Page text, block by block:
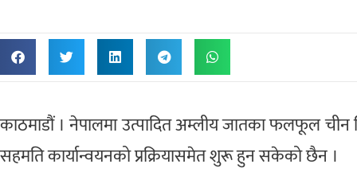
काठमाडौं । नेपालमा उत्पादित अम्लीय जातका फलफूल चीन
सहमति कार्यान्वयनको प्रक्रियासमेत शुरू हुन सकेको छैन ।